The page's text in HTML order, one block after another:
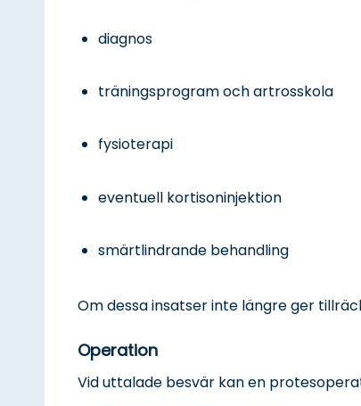
diagnos
träningsprogram och artrosskola
fysioterapi
eventuell kortisoninjektion
smärtlindrande behandling
Om dessa insatser inte längre ger
Operation
Vid uttalade besvär kan en